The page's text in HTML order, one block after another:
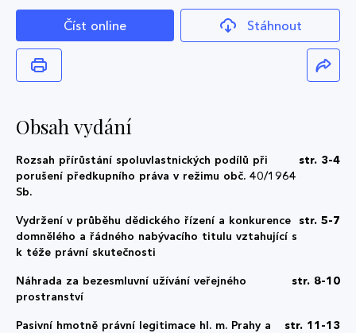
Číst online Stáhnout
Obsah vydání
Rozsah přírůstání spoluvlastnických podílů při
porušení předkupního práva v režimu obč. 40/1964
Sb.
str. 3-4
Vydržení v průběhu dědického řízení a konkurence
domnělého a řádného nabývacího titulu vztahující s
k téže právní skutečnosti
str. 5-7
Náhrada za bezesmluvní užívání veřejného
prostranství
str. 8-10
Pasivní hmotně právní legitimace hl. m. Prahy a
str. 11-13